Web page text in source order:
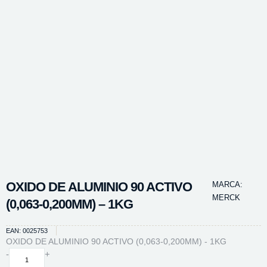
OXIDO DE ALUMINIO 90 ACTIVO
(0,063-0,200MM) – 1KG
MARCA:
MERCK
EAN: 0025753
OXIDO DE ALUMINIO 90 ACTIVO (0,063-0,200MM) - 1KG
-
OXIDO
+